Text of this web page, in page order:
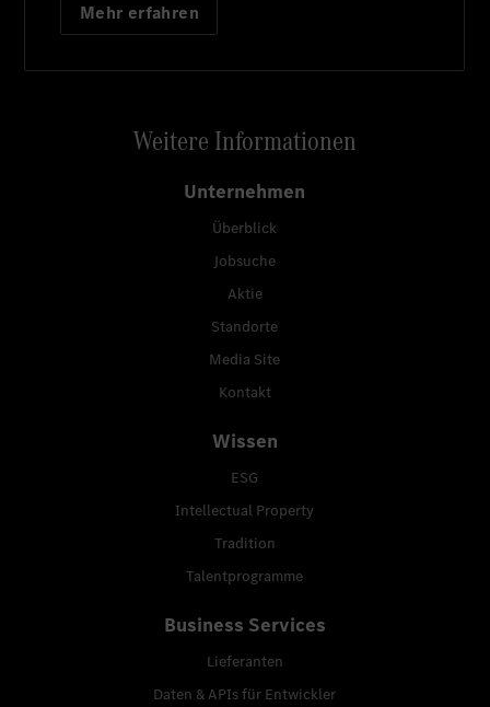
Mehr erfahren
Weitere Informationen
Unternehmen
Überblick
Jobsuche
Aktie
Standorte
Media Site
Kontakt
Wissen
ESG
Intellectual Property
Tradition
Talentprogramme
Business Services
Lieferanten
Daten & APIs für Entwickler